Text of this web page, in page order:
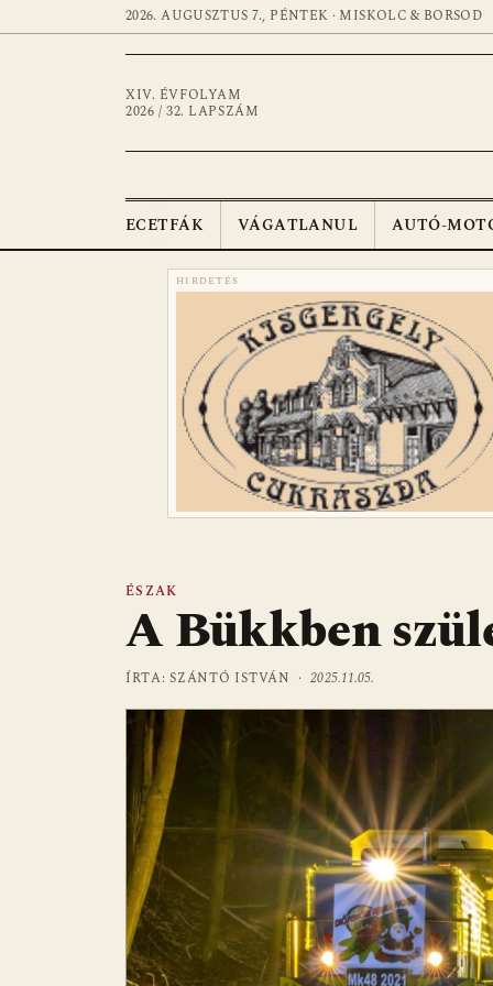
2026. AUGUSZTUS 7., PÉNTEK · MISKOLC & BORSOD
XIV. ÉVFOLYAM
2026 / 32. LAPSZÁM
ECETFÁK VÁGATLANUL AUTÓ-
HIRDETÉS
ÉSZAK
A Bükkben
ÍRTA: SZÁNTÓ ISTVÁN ·2025.11.05.